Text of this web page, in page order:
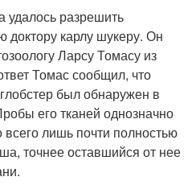
удалось разрешить
доктору карлу шукеру. Он
Ларсу Томасу из
Томас сообщил, что
был обнаружен в
его тканей однозначно
всего лишь почти полностью
точнее оставшийся от нее